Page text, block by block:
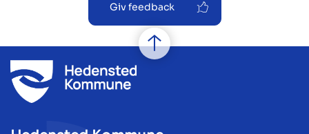
Giv feedback